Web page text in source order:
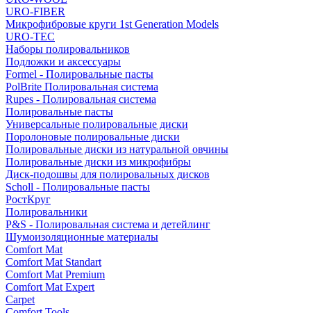
URO-FIBER
Микрофибровые круги 1st Generation Models
URO-TEC
Наборы полировальников
Подложки и аксессуары
Formel - Полировальные пасты
PolBrite Полировальная система
Rupes - Полировальная система
Полировальные пасты
Универсальные полировальные диски
Поролоновые полировальные диски
Полировальные диски из натуральной овчины
Полировальные диски из микрофибры
Диск-подошвы для полировальных дисков
Scholl - Полировальные пасты
РостКруг
Полировальники
P&S - Полировальная система и детейлинг
Шумоизоляционные материалы
Comfort Mat
Comfort Mat Standart
Comfort Mat Premium
Comfort Mat Expert
Carpet